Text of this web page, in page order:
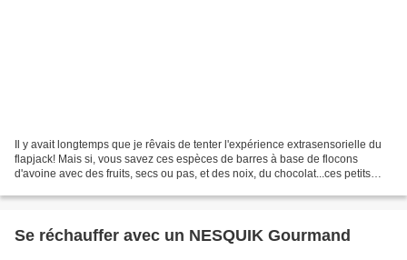
Il y avait longtemps que je rêvais de tenter l'expérience extrasensorielle du
flapjack! Mais si, vous savez ces espèces de barres à base de flocons
d'avoine avec des fruits, secs ou pas, et des noix, du chocolat...ces petits
Se réchauffer avec un NESQUIK Gourmand